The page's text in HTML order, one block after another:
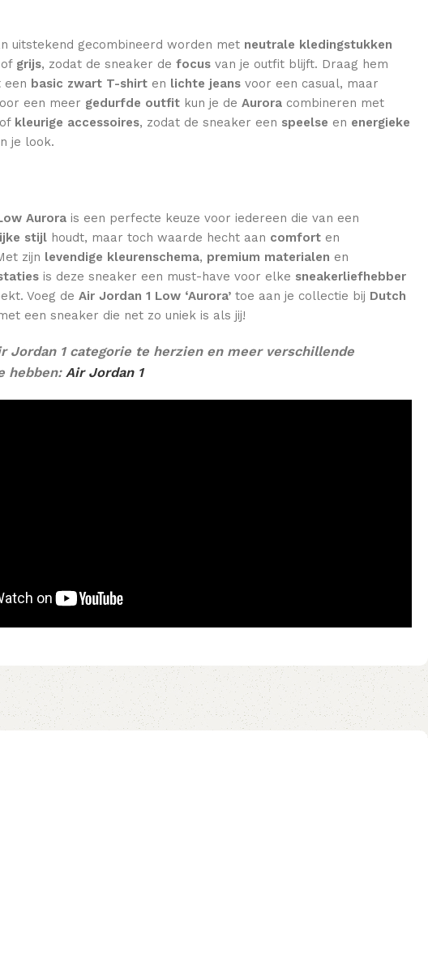
uitstekend gecombineerd worden met neutrale kledingstukken
of grijs, zodat de sneaker de focus van je outfit blijft. Draag hem
een basic zwart T-shirt en lichte jeans voor een casual, maar
een meer gedurfde outfit kun je de Aurora combineren met
of kleurige accessoires, zodat de sneaker een speelse en energieke
je look.
Aurora is een perfecte keuze voor iedereen die van een
stijl houdt, maar toch waarde hecht aan comfort en
zijn levendige kleurenschema, premium materialen en
is deze sneaker een must-have voor elke sneakerliefhebber
Voeg de Air Jordan 1 Low ‘Aurora’ toe aan je collectie bij Dutch
een sneaker die net zo uniek is als jij!
Jordan 1 categorie te herzien en meer verschillende
hebben: Air Jordan 1